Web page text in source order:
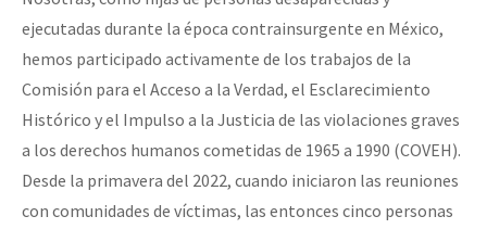
ejecutadas durante la época contrainsurgente en México,
hemos participado activamente de los trabajos de la
Comisión para el Acceso a la Verdad, el Esclarecimiento
Histórico y el Impulso a la Justicia de las violaciones graves
a los derechos humanos cometidas de 1965 a 1990 (COVEH).
Desde la primavera del 2022, cuando iniciaron las reuniones
con comunidades de víctimas, las entonces cinco personas